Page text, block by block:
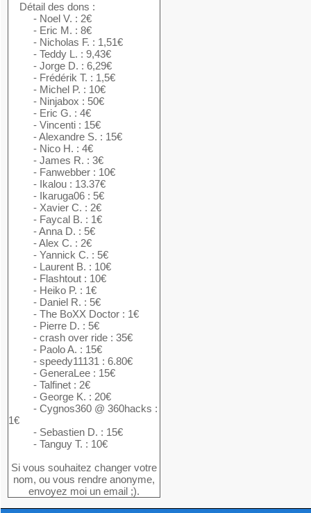
Détail des dons :
- Noel V. : 2€
- Eric M. : 8€
- Nicholas F. : 1,51€
- Teddy L. : 9,43€
- Jorge D. : 6,29€
- Frédérik T. : 1,5€
- Michel P. : 10€
- Ninjabox : 50€
- Eric G. : 4€
- Vincenti : 15€
- Alexandre S. : 15€
- Nico H. : 4€
- James R. : 3€
- Fanwebber : 10€
- Ikalou : 13.37€
- Ikaruga06 : 5€
- Xavier C. : 2€
- Faycal B. : 1€
- Anna D. : 5€
- Alex C. : 2€
- Yannick C. : 5€
- Laurent B. : 10€
- Flashtout : 10€
- Heiko P. : 1€
- Daniel R. : 5€
- The BoXX Doctor : 1€
- Pierre D. : 5€
- crash over ride : 35€
- Paolo A. : 15€
- speedy11131 : 6.80€
- GeneraLee : 15€
- Talfinet : 2€
- George K. : 20€
- Cygnos360 @ 360hacks :
1€
- Sebastien D. : 15€
- Tanguy T. : 10€
Si vous souhaitez changer votre
nom, ou vous rendre anonyme,
envoyez moi un email ;).